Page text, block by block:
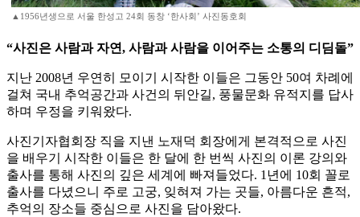
▲1956년생으로 서울 한성고 24회 동창 ‘한사회’ 사진동호회
“사진은 사람과 자연, 사람과 사람을 이어주는 소통의 디딤돌”
지난 2008년 우연히 모이기 시작한 이들은 그동안 50여 차례에
걸쳐 국내 추억공간과 사건의 뒤안길, 풍물문화 유적지를 답사
하며 우정을 키워왔다.
사진기자협회장 직을 지낸 노재덕 회장에게 본격적으로 사진
을 배우기 시작한 이들은 한 달에 한 번씩 사진의 이론 강의와
출사를 통해 사진의 깊은 세계에 빠져들었다. 1년에 10회 꼴로
출사를 다녔으니 주로 고궁, 잊혀져 가는 곳들, 아름다운 흔적,
추억의 장소들 중심으로 사진을 담아왔다.